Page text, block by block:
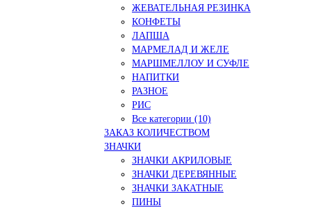
ЖЕВАТЕЛЬНАЯ РЕЗИНКА
КОНФЕТЫ
ЛАПША
МАРМЕЛАД И ЖЕЛЕ
МАРШМЕЛЛОУ И СУФЛЕ
НАПИТКИ
РАЗНОЕ
РИС
Все категории (10)
ЗАКАЗ КОЛИЧЕСТВОМ
ЗНАЧКИ
ЗНАЧКИ АКРИЛОВЫЕ
ЗНАЧКИ ДЕРЕВЯННЫЕ
ЗНАЧКИ ЗАКАТНЫЕ
ПИНЫ